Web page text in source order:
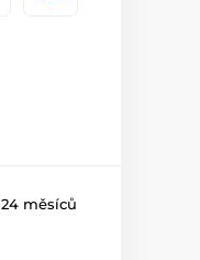
24 měsíců